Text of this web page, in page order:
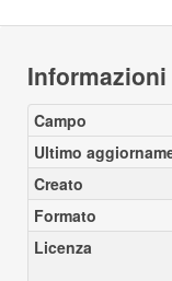
Campo
Ultimo
Creato
Formato
Licenza